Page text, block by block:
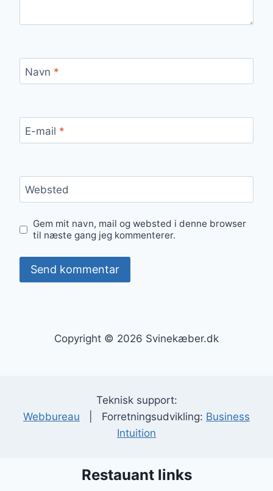
Navn *
E-mail *
Websted
Gem mit navn, mail og websted i denne browser
til næste gang jeg kommenterer.
Copyright © 2026 Svinekæber.dk
Teknisk support:
Webbureau | Forretningsudvikling: Business
Intuition
Restauant links